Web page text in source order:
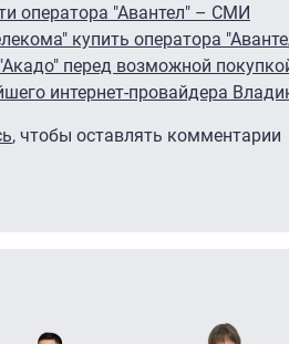
оператора "Авантел" – СМИ
купить оператора
перед возможной
интернет-провайдера
, чтобы оставлять комментарии